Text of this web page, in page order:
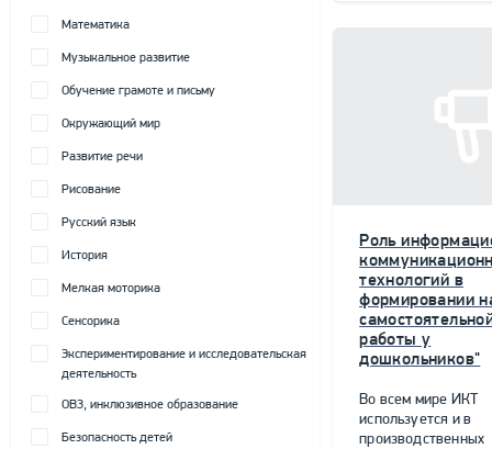
Математика
Музыкальное развитие
Обучение грамоте и письму
Окружающий мир
Развитие речи
Рисование
Русский язык
История
Мелкая моторика
Сенсорика
Экспериментирование и исследовательская
деятельность
ОВЗ, инклюзивное образование
Безопасность детей
Роль
технологий в
формировании
работы у
дошкольников"
Во всем мире ИКТ
используется и в
производственных